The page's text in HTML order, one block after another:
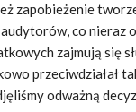
zapobieżenie
co nieraz
zajmują się
przeciwdziałał
odważną